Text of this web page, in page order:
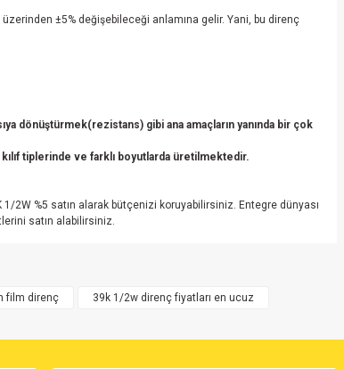
±5% değişebileceği anlamına gelir. Yani, bu direnç
dönüştürmek(rezistans) gibi ana amaçların yanında bir çok
tiplerinde ve farklı boyutlarda üretilmektedir.
2W %5 satın alarak bütçenizi koruyabilirsiniz. Entegre dünyası
satın alabilirsiniz.
film direnç 39k 1/2w direnç fiyatları en ucuz